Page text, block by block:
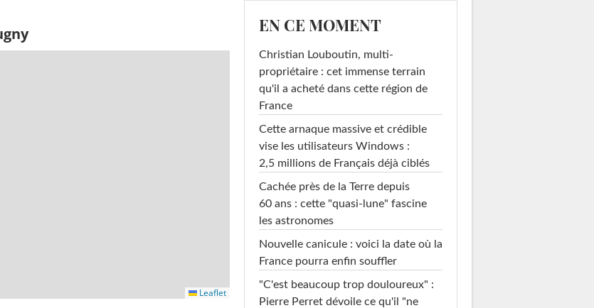
Leaflet
EN CE MOMENT
Christian Louboutin, multi-
propriétaire : cet immense terrain
qu'il a acheté dans cette région de
France
Cette arnaque massive et crédible
vise les utilisateurs Windows :
2,5 millions de Français déjà ciblés
Cachée près de la Terre depuis
60 ans : cette "quasi-lune" fascine
les astronomes
Nouvelle canicule : voici la date où la
France pourra enfin souffler
"C'est beaucoup trop douloureux" :
Pierre Perret dévoile ce qu'il "ne